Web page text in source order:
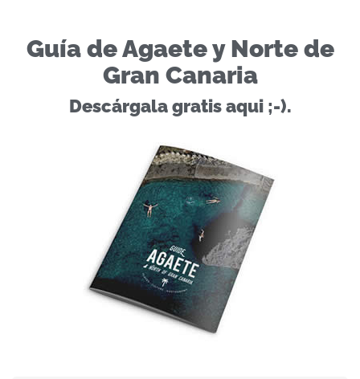
Guía de Agaete y Norte de
Gran Canaria
Descárgala gratis aqui ;-).